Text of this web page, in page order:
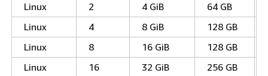
Linux 2 4 GiB 64 GB
Linux 4 8 GiB 128 GB
Linux 8 16 GiB 128 GB
Linux 16 32 GiB 256 GB